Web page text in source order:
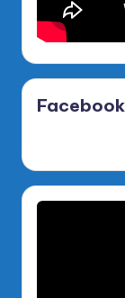
Facebook